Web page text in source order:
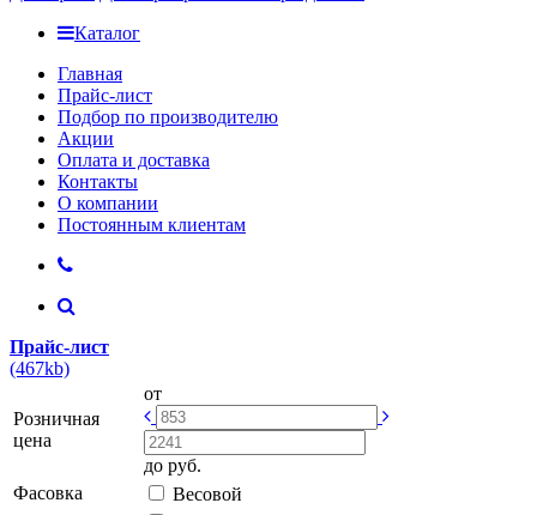
Каталог
Главная
Прайс-лист
Подбор по производителю
Акции
Оплата и доставка
Контакты
О компании
Постоянным клиентам
Прайс-лист
(467kb)
Розничная
цена
от
до руб.
Фасовка
Весовой